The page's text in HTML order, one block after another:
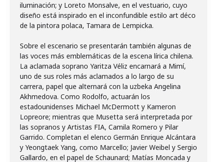
iluminación; y Loreto Monsalve, en el vestuario, cuyo
diseño está inspirado en el inconfundible estilo art déco
de la pintora polaca, Tamara de Lempicka.
Sobre el escenario se presentarán también algunas de
las voces más emblemáticas de la escena lírica chilena.
La aclamada soprano Yaritza Véliz encarnará a Mimí,
uno de sus roles más aclamados a lo largo de su
carrera, papel que alternará con la uzbeka Angelina
Akhmedova. Como Rodolfo, actuarán los
estadounidenses Michael McDermott y Kameron
Lopreore; mientras que Musetta será interpretada por
las sopranos y Artistas FIA, Camila Romero y Pilar
Garrido. Completan el elenco Germán Enrique Alcántara
y Yeongtaek Yang, como Marcello; Javier Weibel y Sergio
Gallardo, en el papel de Schaunard; Matías Moncada y